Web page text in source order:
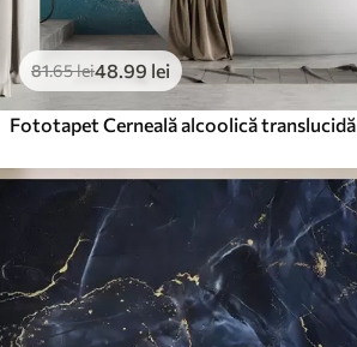
81.65lei48 .99 lei
Fototapet Cerneală alcoolică translucidă